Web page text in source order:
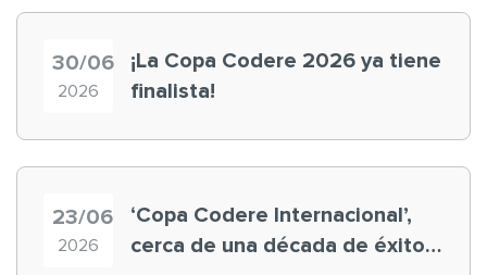
30/06
2026
¡La Copa Codere 2026 ya tiene
finalista!
23/06
2026
‘Copa Codere Internacional’,
cerca de una década de éxito